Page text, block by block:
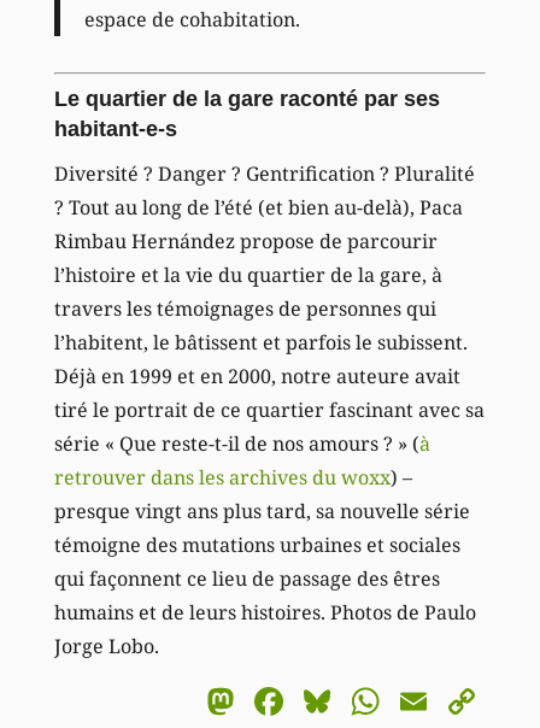
espace de cohabitation.
Le quartier de la gare raconté par ses
habitant-e-s
Diversité ? Danger ? Gentrification ? Pluralité
? Tout au long de l’été (et bien au-delà), Paca
Rimbau Hernández propose de parcourir
l’histoire et la vie du quartier de la gare, à
travers les témoignages de personnes qui
l’habitent, le bâtissent et parfois le subissent.
Déjà en 1999 et en 2000, notre auteure avait
tiré le portrait de ce quartier fascinant avec sa
série « Que reste-t-il de nos amours ? » (à
retrouver dans les archives du woxx) –
presque vingt ans plus tard, sa nouvelle série
témoigne des mutations urbaines et sociales
qui façonnent ce lieu de passage des êtres
humains et de leurs histoires. Photos de Paulo
Jorge Lobo.
Mastodon
Facebook
BlueskyEmail